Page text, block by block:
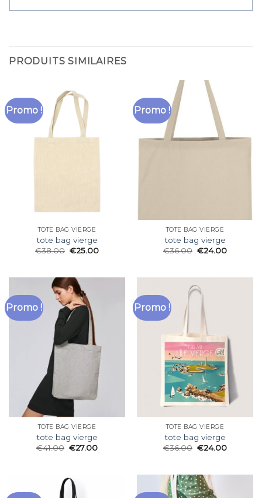
PRODUITS SIMILAIRES
Promo !
TOTE BAG VIERGE
tote bag vierge
€38.00 €25.00
Promo !
TOTE BAG VIERGE
tote bag vierge
€36.00 €24.00
Promo !
TOTE BAG VIERGE
tote bag vierge
€41.00 €27.00
Promo !
TOTE BAG VIERGE
tote bag vierge
€36.00 €24.00